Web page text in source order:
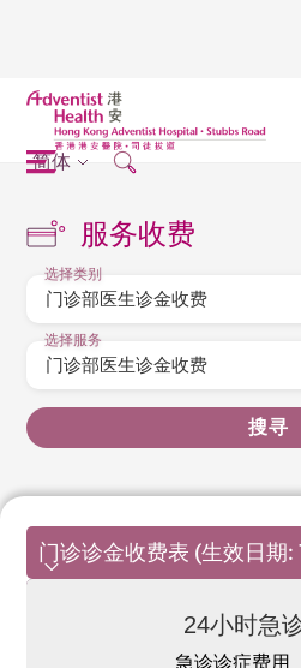
简体
服务收费
选择类别
选择服务
搜寻
门诊诊金收费表 (生效日期
24小时急
急诊诊症费用